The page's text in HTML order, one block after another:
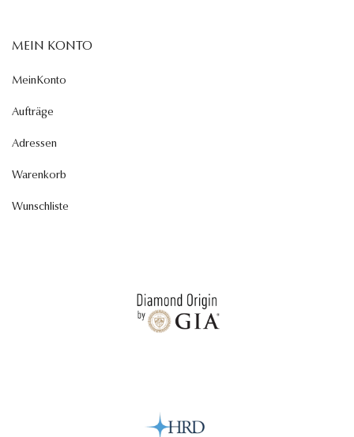
MEIN KONTO
MeinKonto
Aufträge
Adressen
Warenkorb
Wunschliste